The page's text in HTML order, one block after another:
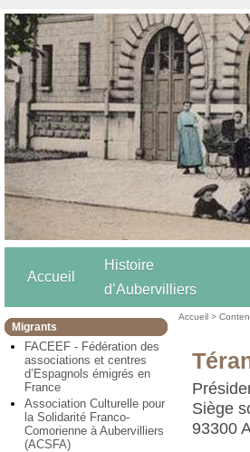
Accueil
Histoire
d’Aubervilliers
Migrants
FACEEF - Fédération des
associations et centres
d’Espagnols émigrés en
France
Association Culturelle pour
la Solidarité Franco-
Comorienne à Aubervilliers
(ACSFA)
Accueil >
Siège
93300